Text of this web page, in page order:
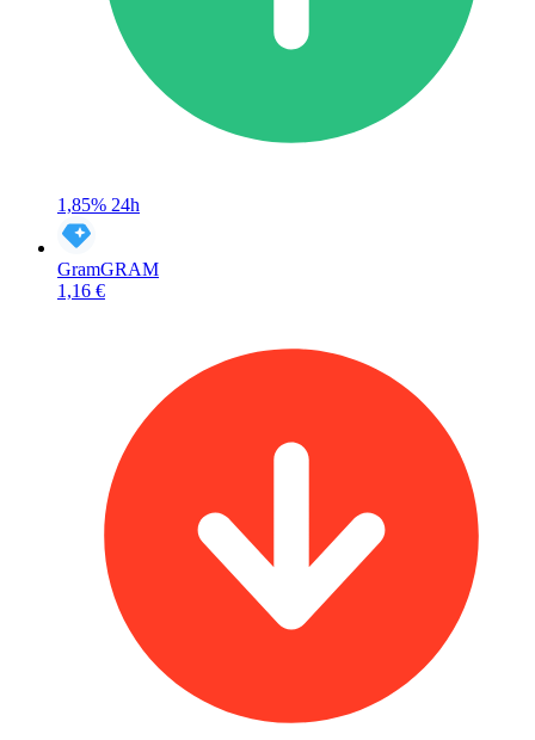
1,85% 24h
GramGRAM
1,16 €